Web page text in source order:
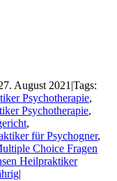
August 2021 |Tags:
Psychotherapie,
Psychotherapie,
,
für Psychogner,
Choice Fragen
Heilpraktiker
|